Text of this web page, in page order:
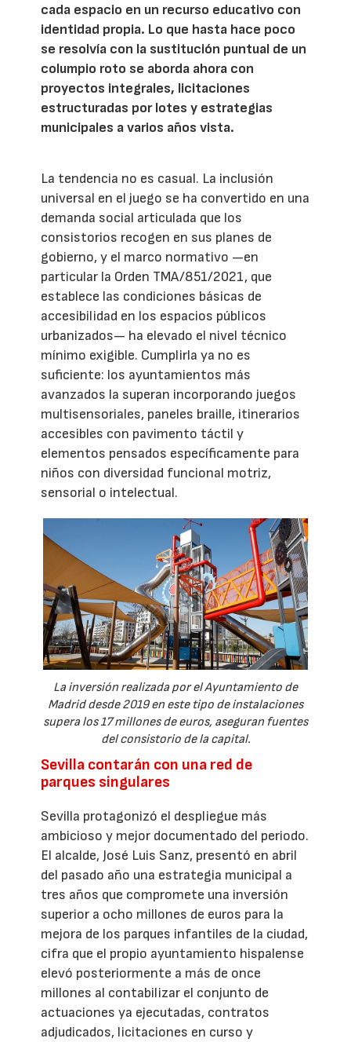
cada espacio en un recurso educativo con
identidad propia. Lo que hasta hace poco
se resolvía con la sustitución puntual de un
columpio roto se aborda ahora con
proyectos integrales, licitaciones
estructuradas por lotes y estrategias
municipales a varios años vista.
La tendencia no es casual. La inclusión
universal en el juego se ha convertido en una
demanda social articulada que los
consistorios recogen en sus planes de
gobierno, y el marco normativo —en
particular la Orden TMA/851/2021, que
establece las condiciones básicas de
accesibilidad en los espacios públicos
urbanizados— ha elevado el nivel técnico
mínimo exigible. Cumplirla ya no es
suficiente: los ayuntamientos más
avanzados la superan incorporando juegos
multisensoriales, paneles braille, itinerarios
accesibles con pavimento táctil y
elementos pensados específicamente para
niños con diversidad funcional motriz,
sensorial o intelectual.
La inversión realizada por el Ayuntamiento de
Madrid desde 2019 en este tipo de instalaciones
supera los 17 millones de euros, aseguran fuentes
del consistorio de la capital.
Sevilla contarán con una red de
parques singulares
Sevilla protagonizó el despliegue más
ambicioso y mejor documentado del periodo.
El alcalde, José Luis Sanz, presentó en abril
del pasado año una estrategia municipal a
tres años que compromete una inversión
superior a ocho millones de euros para la
mejora de los parques infantiles de la ciudad,
cifra que el propio ayuntamiento hispalense
elevó posteriormente a más de once
millones al contabilizar el conjunto de
actuaciones ya ejecutadas, contratos
adjudicados, licitaciones en curso y